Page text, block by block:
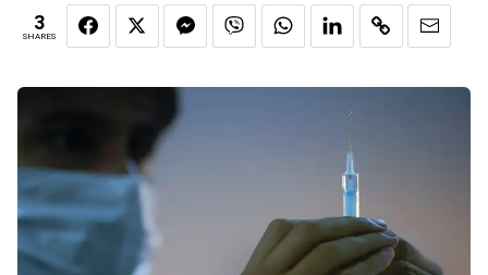
3
SHARES